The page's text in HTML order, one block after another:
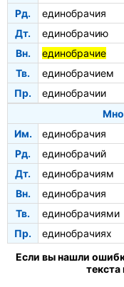
Рд.
единобрачия
Дт.
единобрачию
Вн.
единобрачие
Тв.
единобрачием
Пр.
единобрачии
Им.
единобрачия
Рд.
единобрачий
Дт.
единобрачиям
Вн.
единобрачия
Тв.
единобрачиями
Пр.
единобрачиях
Если вы нашли